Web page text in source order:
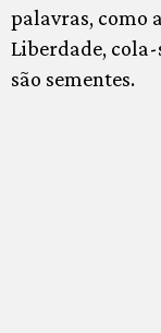
palavras, como
Liberdade, cola-
são sementes.